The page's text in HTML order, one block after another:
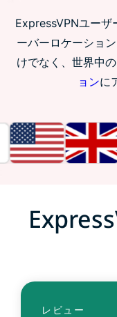
ExpressVPNユーザ
ーバーロケーショ
けでなく、世界中
ョンに
レビュー